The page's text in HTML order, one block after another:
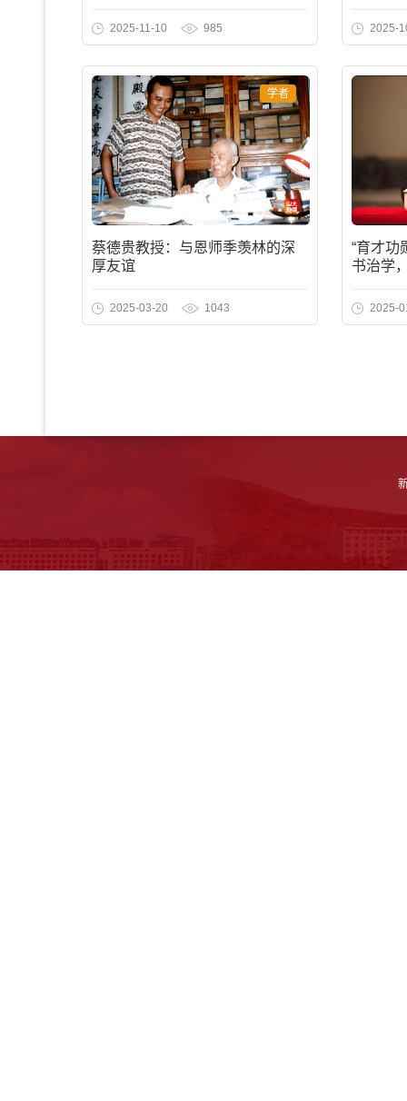
2025-11-10 985 2025-
学者
蔡德贵教授：与恩师季羡林的深
厚友谊
2025-03-20 1043
“育才功
书治学
2025-